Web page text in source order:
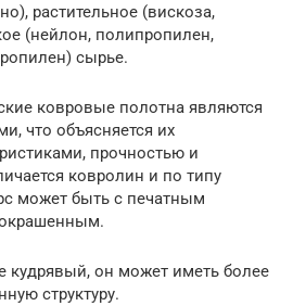
растительное (вискоза,
(нейлон, полипропилен,
сырье.
ковровые полотна являются
что объясняется их
прочностью и
ковролин и по типу
может быть с печатным
кудрявый, он может иметь более
структуру.